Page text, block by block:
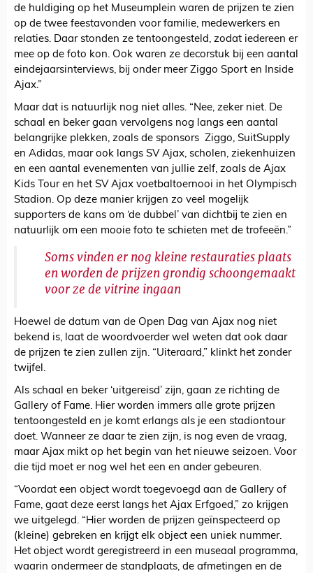
de huldiging op het Museumplein waren de prijzen te zien
op de twee feestavonden voor familie, medewerkers en
relaties. Daar stonden ze tentoongesteld, zodat iedereen er
mee op de foto kon. Ook waren ze decorstuk bij een aantal
eindejaarsinterviews, bij onder meer Ziggo Sport en Inside
Ajax.”
Maar dat is natuurlijk nog niet alles. “Nee, zeker niet. De
schaal en beker gaan vervolgens nog langs een aantal
belangrijke plekken, zoals de sponsors Ziggo, SuitSupply
en Adidas, maar ook langs SV Ajax, scholen, ziekenhuizen
en een aantal evenementen van jullie zelf, zoals de Ajax
Kids Tour en het SV Ajax voetbaltoernooi in het Olympisch
Stadion. Op deze manier krijgen zo veel mogelijk
supporters de kans om ‘de dubbel’ van dichtbij te zien en
natuurlijk om een mooie foto te schieten met de trofeeën.”
Soms vinden er nog kleine restauraties plaats
en worden de prijzen grondig schoongemaakt
voor ze de vitrine ingaan
Hoewel de datum van de Open Dag van Ajax nog niet
bekend is, laat de woordvoerder wel weten dat ook daar
de prijzen te zien zullen zijn. “Uiteraard,” klinkt het zonder
twijfel.
Als schaal en beker ‘uitgereisd’ zijn, gaan ze richting de
Gallery of Fame. Hier worden immers alle grote prijzen
tentoongesteld en je komt erlangs als je een stadiontour
doet. Wanneer ze daar te zien zijn, is nog even de vraag,
maar Ajax mikt op het begin van het nieuwe seizoen. Voor
die tijd moet er nog wel het een en ander gebeuren.
“Voordat een object wordt toegevoegd aan de Gallery of
Fame, gaat deze eerst langs het Ajax Erfgoed,” zo krijgen
we uitgelegd. “Hier worden de prijzen geïnspecteerd op
(kleine) gebreken en krijgt elk object een uniek nummer.
Het object wordt geregistreerd in een museaal programma,
waarin ondermeer de standplaats, de afmetingen en de